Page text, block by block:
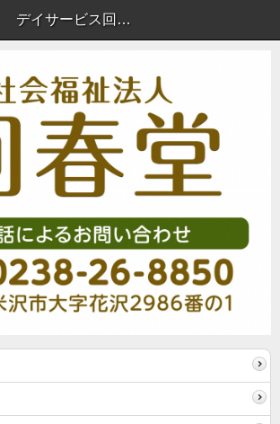
デイサービス回春堂花沢活動紹介～敬老会～ | 新着情報